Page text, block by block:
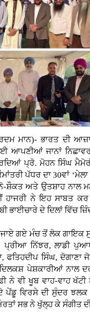
ਮਾਨ)- ਭਾਰਤ ਦੀ
ਆਪਣੀਆਂ ਜਾਨਾਂ
ਪ੍ਰੋ. ਮੋਹਨ ਸਿੰਘ
ਪੱਧਰ ਦਾ 30ਵਾਂ
ਸ਼ੌਕਤ ਅਤੇ ਉਤਸ਼ਾਹ ਨਾਲ
ਹਾਜਰੀ ਨੇ ਇਹ ਸਾਬਤ
ਭਾਈਚਾਰੇ ਦੇ ਦਿਲਾਂ ਵਿੱਚ
ਗਏ ਮੰਚ ਤੋਂ ਲੋਕ ਗਾਇਕ
ਪ੍ਰੀਆ ਨਿੱਝਰ, ਲਾਡੀ
ਫਤਿਹਦੀਪ ਸਿੰਘ,
ਪੇਸ਼ਕਾਰੀਆਂ ਨਾਲ
ਨੇ ਵੀ ਖੂਬ ਵਾਹ-ਵਾਹ
ਪੇਂਡੂ ਵਿਰਸੇ ਦੀ ਸੁੰਦਰ
ਸਭ ਨੇ ਖੁੱਲ੍ਹ ਕੇ ਸੰਗੀਤ